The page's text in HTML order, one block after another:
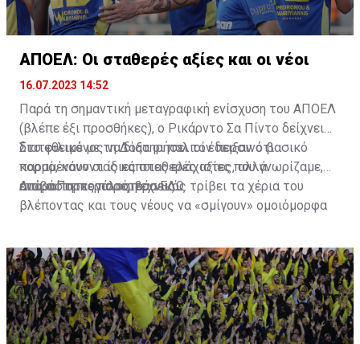
ΑΠΟΕΛ: Οι σταθερές αξίες και οι νέοι
16.07.2023 14:52
Παρά τη σημαντική μεταγραφική ενίσχυση του ΑΠΟΕΛ
(βλέπε έξι προσθήκες), ο Ρικάρντο Σα Πίντο δείχνει
διατεθειμένος να διατηρήσει τον περσινό βασικό
κορμό, κάνοντας κάποιες ελάχιστες, αλλά
απαραίτητες παρεμβάσεις.
Στο φιλικό με τη Δόξα οι παλιοί έδειξαν ότι
παραμένουν οι ίδιες σταθερές αξίες που γνωρίζαμε,
ενώ ο Πορτογάλος τεχνικός τρίβει τα χέρια του
βλέποντας και τους νέους να «σμίγουν» ομοιόμορφα
Διαβάστε περισσότεραΕΔΩ.